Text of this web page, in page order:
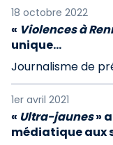
18 octobre 2022
« Violences à
unique…
Journalisme de
1er avril 2021
« Ultra-jaunes»
médiatique aux